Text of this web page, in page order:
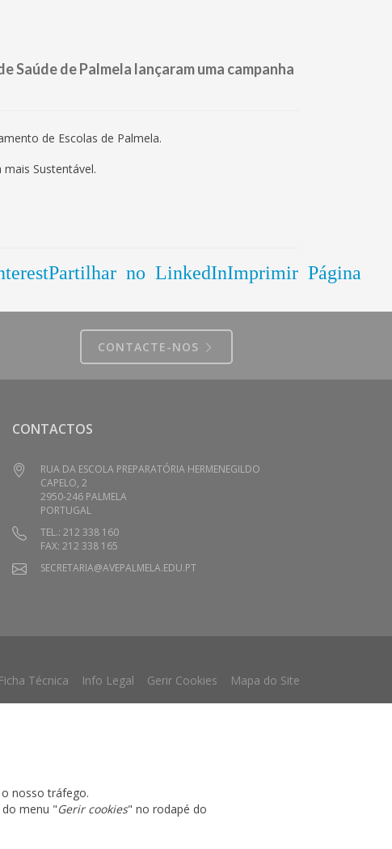
Saúde de Palmela lançaram uma campanha
de Escolas de Palmela.
Sustentável.
Partilhar no LinkedInImprimir Página
CONTACTE-NOS
CONTACTOS
RUA DA ESCOLA PREPARATÓRIA HERMENEGILDO
CAPELO, 2
2950-246 PALMELA
PORTUGAL
TEL.: 212 338 160
FAX: 212 338 165
SECRETARIA@AVEPALMELA.EDU.PT
Ficha Técnica Info Legal Gerir Cookies Mapa do Site
nosso tráfego.
menu "Gerir cookies" no rodapé do